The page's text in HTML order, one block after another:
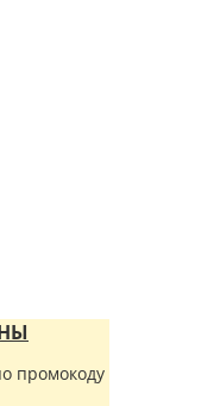
промокоду